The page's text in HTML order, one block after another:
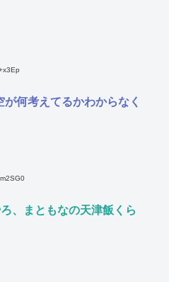
が何考えてるかわからなく
、まともなの天津飯くら